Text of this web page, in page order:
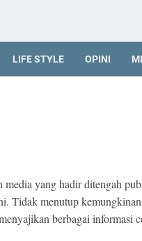
LIFE STYLE OPINI
yang hadir ditengah
Tidak menutup
berbagai informasi